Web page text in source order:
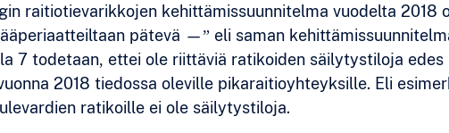
raitiotievarikkojen kehittämissuunnitelma vuodelta 2018
pätevä —” eli saman
7 todetaan, ettei ole riittäviä ratikoiden säilytystiloja edes
2018 tiedossa oleville pikaraitioyhteyksille. Eli
ratikoille ei ole säilytystiloja.